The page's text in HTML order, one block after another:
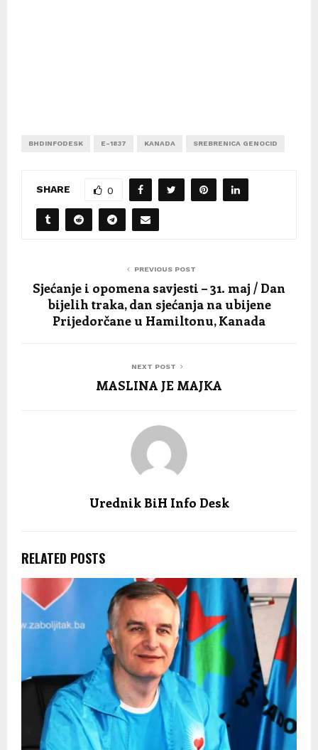
BHDINFODESK E-1837 KANADA SREBRENICA GENOCID
SHARE 0
PREVIOUS POST
Sjećanje i opomena savjesti – 31. maj / Dan
bijelih traka, dan sjećanja na ubijene
Prijedorčane u Hamiltonu, Kanada
NEXT POST
MASLINA JE MAJKA
Urednik BiH Info Desk
RELATED POSTS